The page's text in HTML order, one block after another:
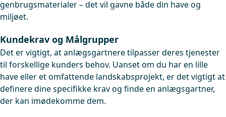
genbrugsmaterialer – det vil gavne både din have og
miljøet.
Kundekrav og Målgrupper
Det er vigtigt, at anlægsgartnere tilpasser deres tjenester
til forskellige kunders behov. Uanset om du har en lille
have eller et omfattende landskabsprojekt, er det vigtigt at
definere dine specifikke krav og finde en anlægsgartner,
der kan imødekomme dem.